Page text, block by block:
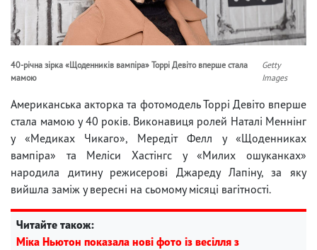
40-річна зірка «Щоденників вампіра» Торрі Девіто вперше стала
мамою
Getty
Images
Американська акторка та фотомодель Торрі Девіто вперше
стала мамою у 40 років. Виконавиця ролей Наталі Меннінг
у «Медиках Чикаго», Мередіт Фелл у «Щоденниках
вампіра» та Меліси Хастінгс у «Милих ошуканках»
народила дитину режисерові Джареду Лапіну, за яку
вийшла заміж у вересні на сьомому місяці вагітності.
Читайте також:
Міка Ньютон показала нові фото із весілля з